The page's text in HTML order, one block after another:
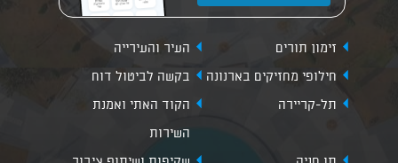
זימון תורים
העיר והעירייה
חילופי מחזיקים בארנונה
בקשה לביטול דוח
תל-קריירה
הקוד האתי ואמנת
השירות